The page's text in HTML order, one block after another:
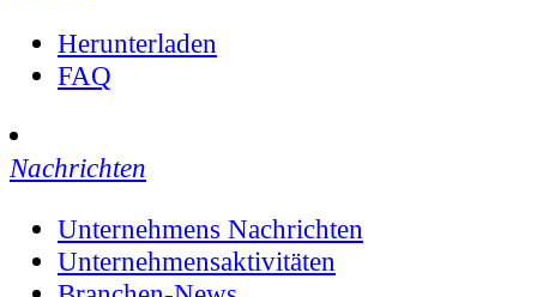
Herunterladen
FAQ
Nachrichten
Unternehmens Nachrichten
Unternehmensaktivitäten